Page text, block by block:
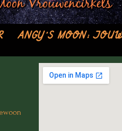
ANGY’S MOON;